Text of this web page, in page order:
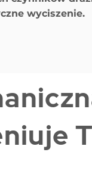
wyciszenie.